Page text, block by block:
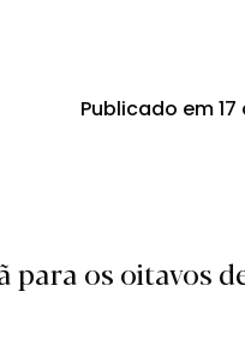
Publicado em
para os oitavos